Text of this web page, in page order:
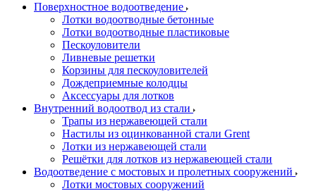
Поверхностное водоотведение
Лотки водоотводные бетонные
Лотки водоотводные пластиковые
Пескоуловители
Ливневые решетки
Корзины для пескоуловителей
Дождеприемные колодцы
Аксессуары для лотков
Внутренний водоотвод из стали
Трапы из нержавеющей стали
Настилы из оцинкованной стали Grent
Лотки из нержавеющей стали
Решётки для лотков из нержавеющей стали
Водоотведение с мостовых и пролетных сооружений
Лотки мостовых сооружений